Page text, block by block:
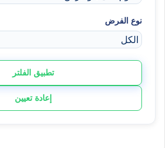
نوع الفرض
تطبيق الفلتر
إعادة تعيين